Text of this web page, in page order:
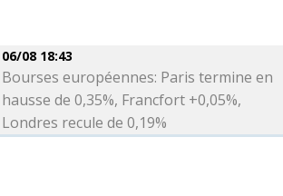
06/08 18:43
Bourses européennes: Paris termine en
hausse de 0,35%, Francfort +0,05%,
Londres recule de 0,19%